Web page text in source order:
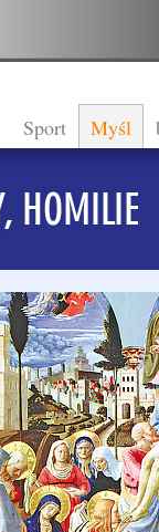
Sport Myśl